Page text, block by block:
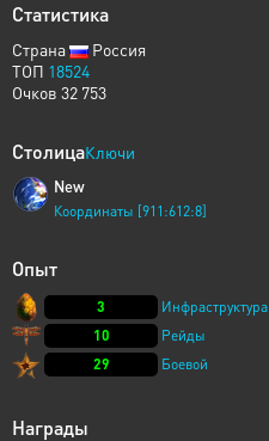
Статистика
Страна
Россия
ТОП 18524
Очков 32 753
СтолицаКлючи
New
Координаты [911:612:8]
Опыт
3
Инфраструктура
10
Рейды
29
Боевой
Награды